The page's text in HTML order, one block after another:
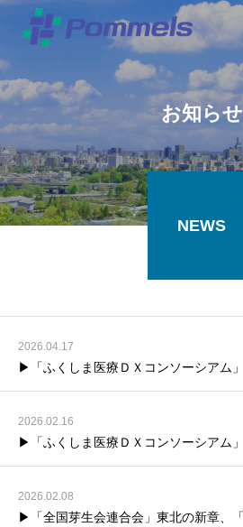
お知らせ
NEWS
2026.04.17
▶「ふくしま医療ＤＸコンソーシアム
2026.02.16
▶「ふくしま医療ＤＸコンソーシアム
2026.02.08
▶「全国芽生会連合会」東北の新章、